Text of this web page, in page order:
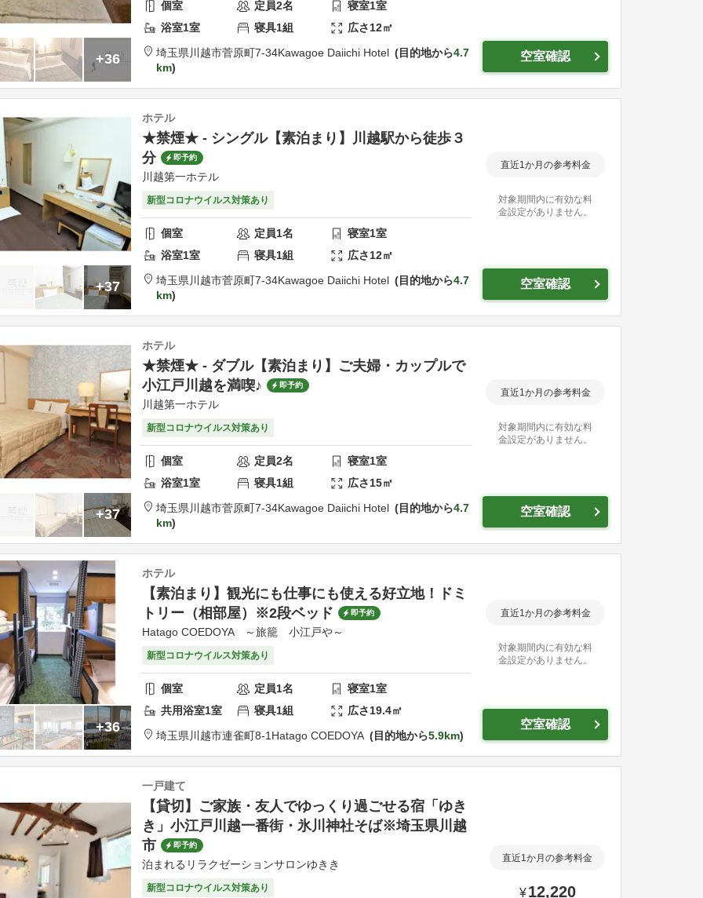
+36
個室 定員2名 寝室1室
浴室1室 寝具1組 広さ12㎡
埼玉県 川越市菅原町7-34Kawagoe Daiichi Hotel 目的地から4.7
km
空室確認
+37
ホテル
★禁煙★ - シングル【素泊まり】川越駅から徒歩３
分
即予約
川越第一ホテル
新型コロナウイルス対策あり
個室 定員1名 寝室1室
浴室1室 寝具1組 広さ12㎡
埼玉県 川越市菅原町7-34Kawagoe Daiichi Hotel 目的地から4.7
km
直近1か月の参考料金
対象期間内に有効な料
金設定がありません。
空室確認
+37
ホテル
★禁煙★ - ダブル【素泊まり】ご夫婦・カップルで
小江戸川越を満喫♪
即予約
川越第一ホテル
新型コロナウイルス対策あり
個室 定員2名 寝室1室
浴室1室 寝具1組 広さ15㎡
埼玉県 川越市菅原町7-34Kawagoe Daiichi Hotel 目的地から4.7
km
直近1か月の参考料金
対象期間内に有効な料
金設定がありません。
空室確認
+36
ホテル
【素泊まり】観光にも仕事にも使える好立地！ドミ
トリー（相部屋）※2段ベッド
即予約
Hatago COEDOYA ～旅籠 小江戸や～
新型コロナウイルス対策あり
個室 定員1名 寝室1室
共用浴室1室 寝具1組 広さ19.4㎡
埼玉県 川越市連雀町8-1 Hatago COEDOYA 目的地から5.9km
直近1か月の参考料金
対象期間内に有効な料
金設定がありません。
空室確認
一戸建て
【貸切】ご家族・友人でゆっくり過ごせる宿「ゆき
き」小江戸川越一番街・氷川神社そば※埼玉県川越
市
即予約
泊まれるリラクゼーションサロンゆきき
新型コロナウイルス対策あり
直近1か月の参考料金
¥ 12,220